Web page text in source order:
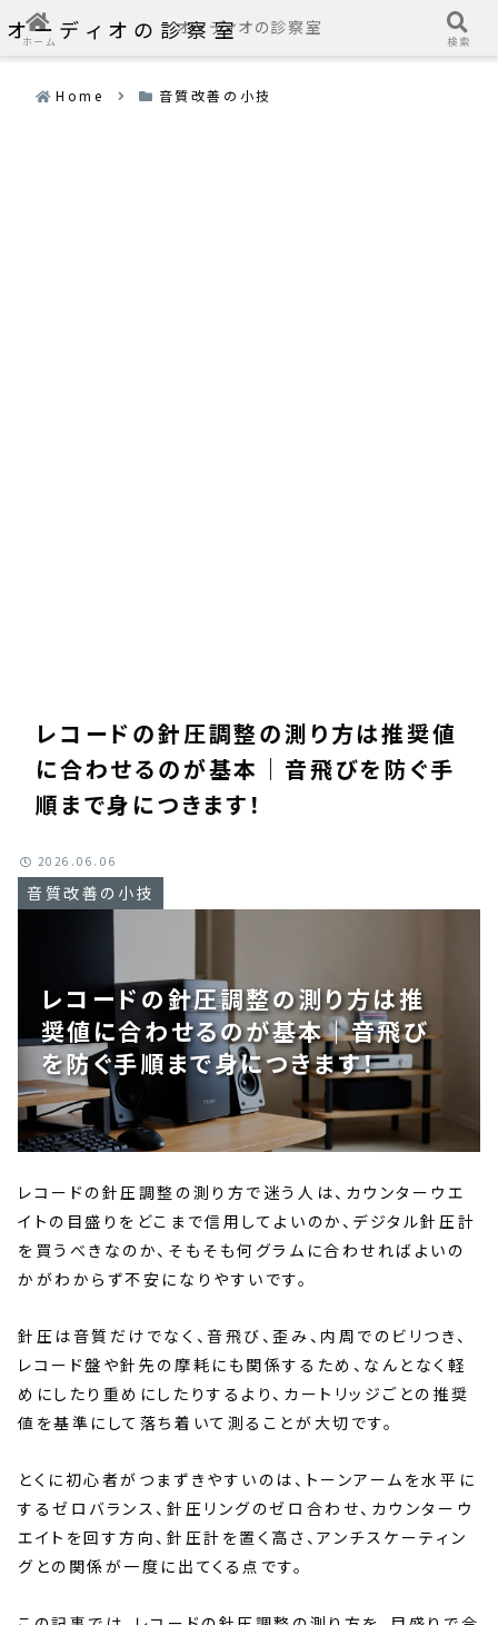
オーディオの診察室
Home 音質改善の小技
レコードの針圧調整の測り方は推奨値
に合わせるのが基本｜音飛びを防ぐ手
順まで身につきます！
レコードの針圧調整の測り方は推
奨値に合わせるのが基本｜音飛び
を防ぐ手順まで身につきます！
音質改善の小技
2026.06.06
レコードの針圧調整の測り方で迷う人は、カウンターウエ
イトの目盛りをどこまで信用してよいのか、デジタル針圧計
を買うべきなのか、そもそも何グラムに合わせればよいの
かがわからず不安になりやすいです。
針圧は音質だけでなく、音飛び、歪み、内周でのビリつき、
レコード盤や針先の摩耗にも関係するため、なんとなく軽
めにしたり重めにしたりするより、カートリッジごとの推奨
値を基準にして落ち着いて測ることが大切です。
とくに初心者がつまずきやすいのは、トーンアームを水平に
するゼロバランス、針圧リングのゼロ合わせ、カウンターウ
エイトを回す方向、針圧計を置く高さ、アンチスケーティン
グとの関係が一度に出てくる点です。
ホーム
オーディオの診察室
検索